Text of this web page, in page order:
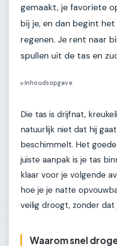
gemaakt, je favoriete
bij je, en dan begint
regenen. Je rent naar
spullen uit de tas en
▶Inhoudsopgave
Die tas is drijfnat,
natuurlijk niet dat hij
beschimmelt. Het
juiste aanpak is je tas
klaar voor je volgende
hoe je je natte
veilig droogt, zonder
Waarom snel